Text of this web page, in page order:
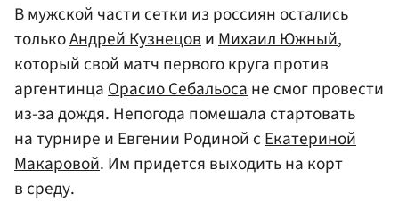
В мужской части сетки из россиян остались
толькоАндрей КузнецовиМихаил Южный,
который свой матч первого круга против
аргентинцаОрасио Себальосане смог провести
из-за дождя. Непогода помешала стартовать
на турнире и Евгении Родиной сЕкатериной
Макаровой. Им придется выходить на корт
в среду.